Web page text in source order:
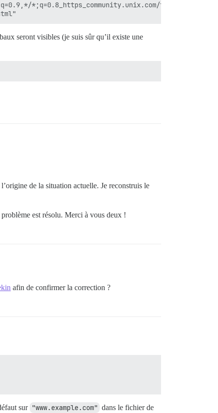
*;q=0.8_https_community.unix.com/t/passing-
seront visibles (je suis sûr qu’il existe une
de la situation actuelle. Je reconstruis le
est résolu. Merci à vous deux !
afin de confirmer la correction ?
sur "www.example.com" dans le fichier de